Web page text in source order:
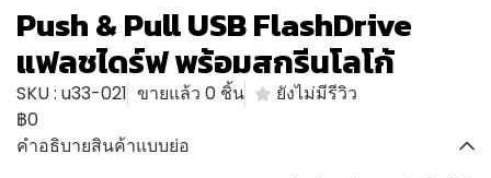
Push & Pull USB FlashDrive
แฟลชไดร์ฟ พร้อมสกรีนโลโก้
SKU : u33-021 ขายแล้ว 0 ชิ้น
ยังไม่มีรีวิว
฿0
คำอธิบายสินค้าแบบย่อ